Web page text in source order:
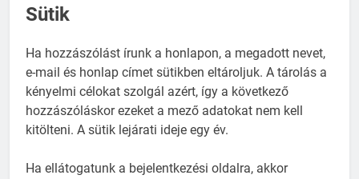
Sütik
Ha hozzászólást írunk a honlapon, a megadott nevet,
e-mail és honlap címet sütikben eltároljuk. A tárolás a
kényelmi célokat szolgál azért, így a következő
hozzászóláskor ezeket a mező adatokat nem kell
kitölteni. A sütik lejárati ideje egy év.
Ha ellátogatunk a bejelentkezési oldalra, akkor